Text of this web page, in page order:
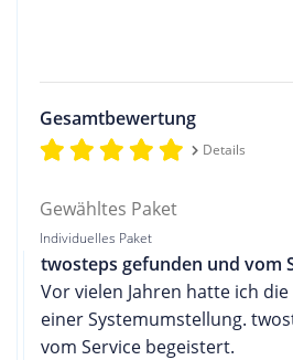
Gesamtbewertung
Details
Gewähltes Paket
Individuelles Paket
twosteps gefunden und vom
Vor vielen Jahren hatte ich
einer Systemumstellung.
vom Service begeistert.